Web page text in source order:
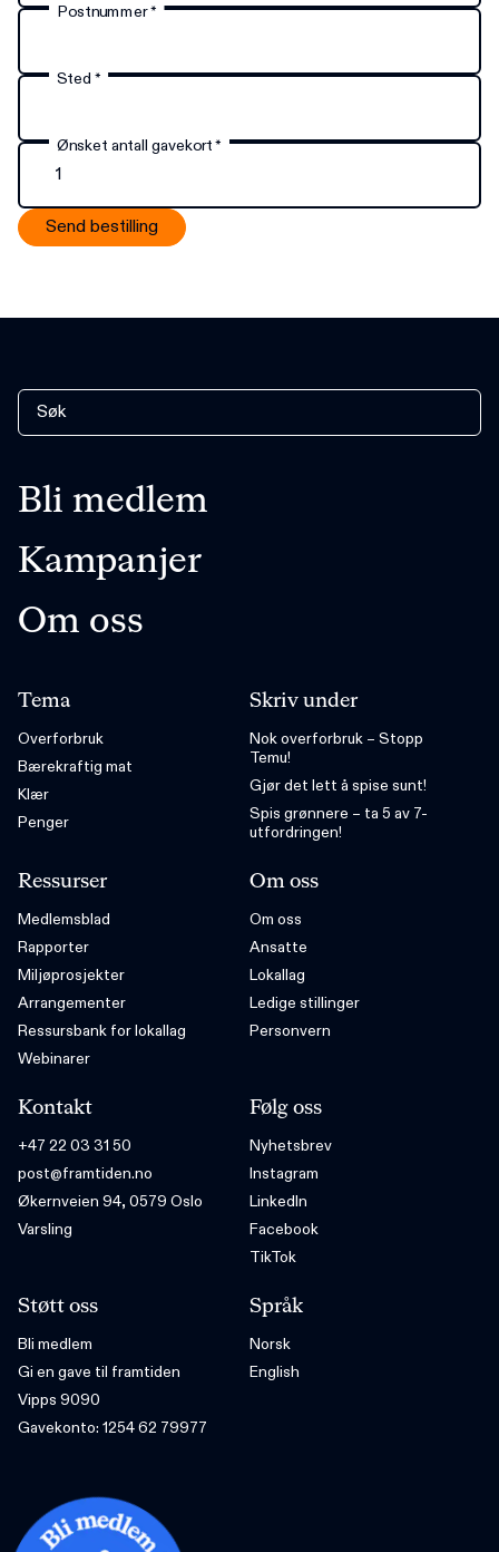
Postnummer*
Sted *
Ønsket antall gavekort*
Send bestilling
Bli medlem
Kampanjer
Om oss
Tema
Overforbruk
Bærekraftig mat
Klær
Penger
Skriv under
Nok overforbruk – Stopp
Temu!
Gjør det lett å spise sunt!
Spis grønnere – ta 5 av 7-
utfordringen!
Ressurser
Medlemsblad
Rapporter
Miljøprosjekter
Arrangementer
Ressursbank for lokallag
Webinarer
Om oss
Om oss
Ansatte
Lokallag
Ledige stillinger
Personvern
Kontakt
+47 22 03 31 50
post@framtiden.no
Økernveien 94, 0579 Oslo
Varsling
Følg oss
Nyhetsbrev
Instagram
LinkedIn
Facebook
TikTok
Støtt oss
Bli medlem
Gi en gave til framtiden
Vipps 9090
Gavekonto: 1254 62 79977
Språk
Norsk
English